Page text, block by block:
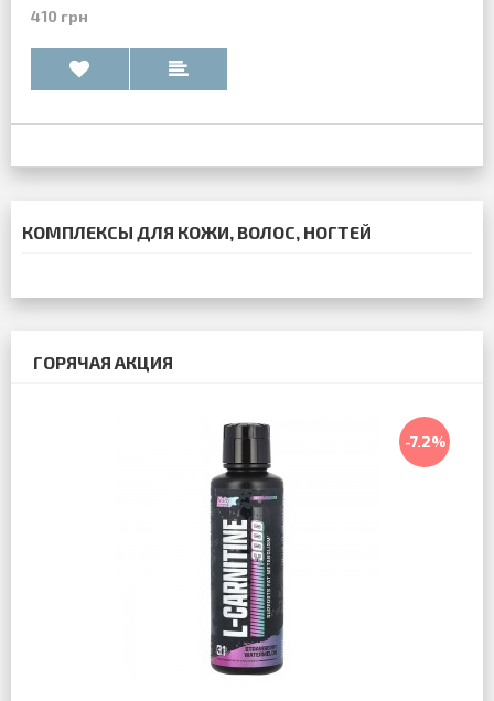
ГОРЯЧАЯ АКЦИЯ
-7.2%
410 грн
КОМПЛЕКСЫ ДЛЯ КОЖИ, ВОЛОС, НОГТЕЙ